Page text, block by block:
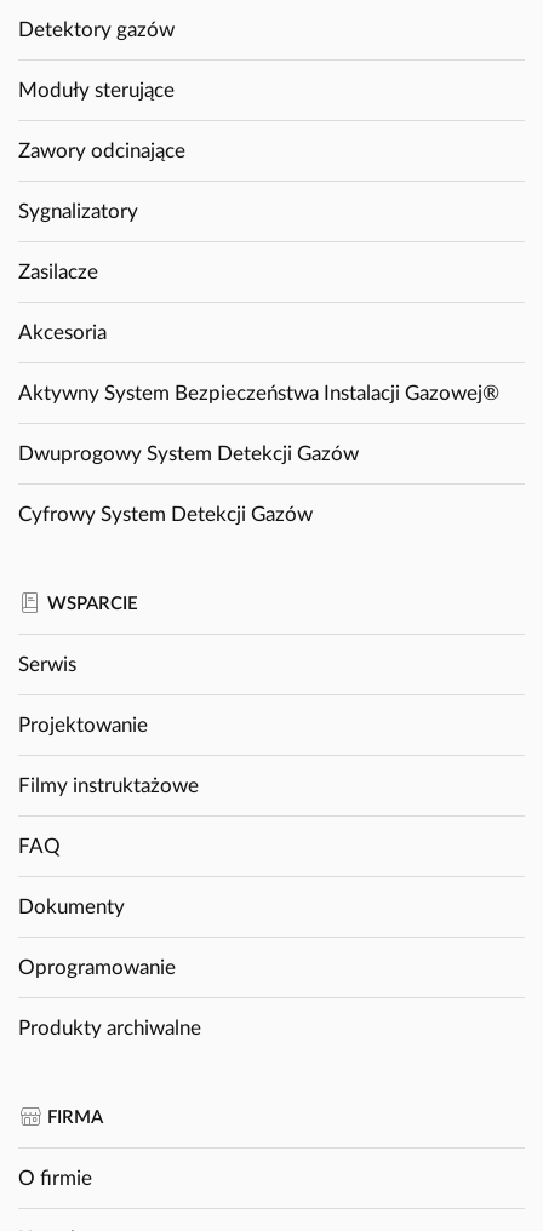
Detektory gazów
Moduły sterujące
Zawory odcinające
Sygnalizatory
Zasilacze
Akcesoria
Aktywny System Bezpieczeństwa Instalacji Gazowej®
Dwuprogowy System Detekcji Gazów
Cyfrowy System Detekcji Gazów
WSPARCIE
Serwis
Projektowanie
Filmy instruktażowe
FAQ
Dokumenty
Oprogramowanie
Produkty archiwalne
FIRMA
O firmie